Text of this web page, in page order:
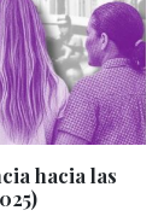
hacia las